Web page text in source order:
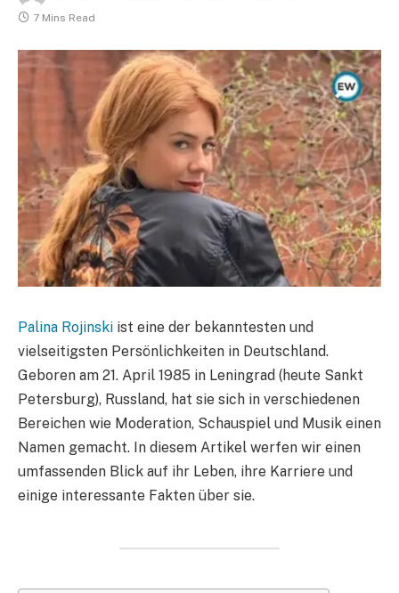
7 Mins Read
Palina Rojinski ist eine der bekanntesten und
vielseitigsten Persönlichkeiten in Deutschland.
Geboren am 21. April 1985 in Leningrad (heute Sankt
Petersburg), Russland, hat sie sich in verschiedenen
Bereichen wie Moderation, Schauspiel und Musik einen
Namen gemacht. In diesem Artikel werfen wir einen
umfassenden Blick auf ihr Leben, ihre Karriere und
einige interessante Fakten über sie.